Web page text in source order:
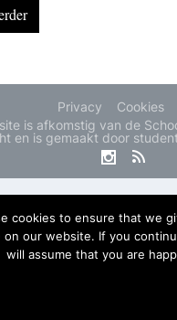
Privacy
Cookies
is afkomstig van de
en is gemaakt door
cookies to ensure that we
on our website. If you
will assume that you are